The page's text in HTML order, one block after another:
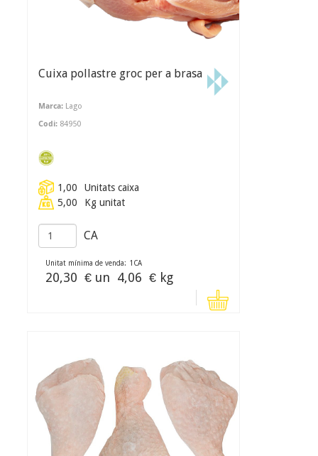
Cuixa pollastre groc per a brasa
Marca: Lago
Codi: 84950
1,00
Unitats caixa
5,00
Kg unitat
CA
Unitat mínima de venda: 1 CA
20,30 € un 4,06 € kg